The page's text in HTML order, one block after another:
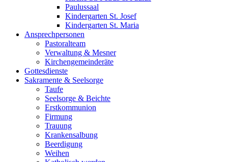
Paulussaal
Kindergarten St. Josef
Kindergarten St. Maria
Ansprechpersonen
Pastoralteam
Verwaltung & Mesner
Kirchengemeinderäte
Gottesdienste
Sakramente & Seelsorge
Taufe
Seelsorge & Beichte
Erstkommunion
Firmung
Trauung
Krankensalbung
Beerdigung
Weihen